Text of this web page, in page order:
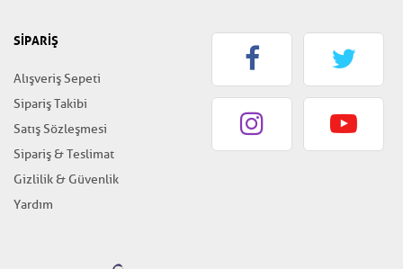
SİPARİŞ
Alışveriş Sepeti
Sipariş Takibi
Satış Sözleşmesi
Sipariş & Teslimat
Gizlilik & Güvenlik
Yardım